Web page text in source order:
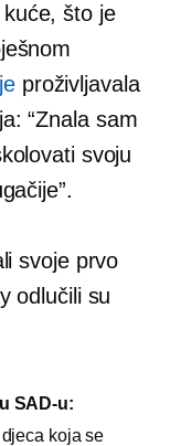
što je
proživljavala
“Znala sam
svoju
svoje prvo
odlučili su
SAD-u:
djeca koja se